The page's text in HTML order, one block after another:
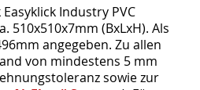
Industry PVC
510x510x7mm (BxLxH). Als
angegeben. Zu allen
von mindestens 5 mm
sowie zur